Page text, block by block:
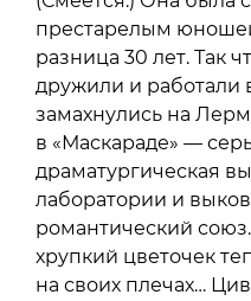
престарелым
разница 30 лет. Так
дружили и работали
замахнулись на
в «Маскараде» —
драматургическая
лаборатории и
романтический
хрупкий цветочек
на своих плечах…